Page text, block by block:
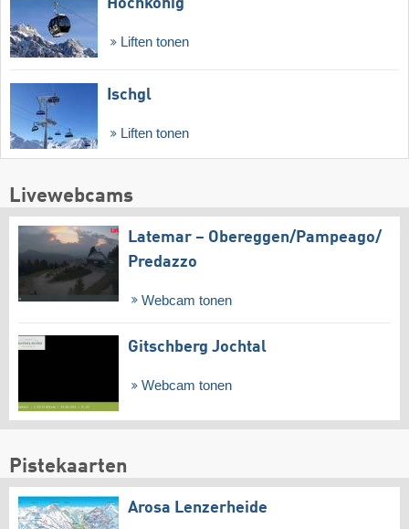
Hochkönig
Liften tonen
Ischgl
Liften tonen
Livewebcams
Latemar – Obereggen/​Pampeago/​
Predazzo
Webcam tonen
Gitschberg Jochtal
Webcam tonen
Pistekaarten
Arosa Lenzerheide